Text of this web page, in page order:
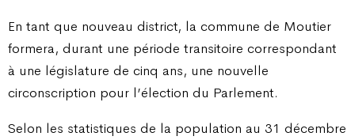
En tant que nouveau district, la commune de Moutier
formera, durant une période transitoire correspondant
à une législature de cinq ans, une nouvelle
circonscription pour l’élection du Parlement.
Selon les statistiques de la population au 31 décembre